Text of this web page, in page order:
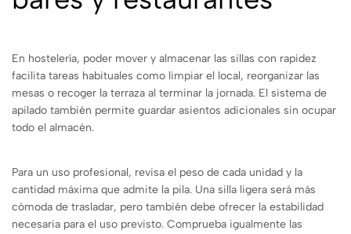
En hostelería, poder mover y almacenar las sillas con rapidez
facilita tareas habituales como limpiar el local, reorganizar las
mesas o recoger la terraza al terminar la jornada. El sistema de
apilado también permite guardar asientos adicionales sin ocupar
todo el almacén.
Para un uso profesional, revisa el peso de cada unidad y la
cantidad máxima que admite la pila. Una silla ligera será más
cómoda de trasladar, pero también debe ofrecer la estabilidad
necesaria para el uso previsto. Comprueba igualmente las